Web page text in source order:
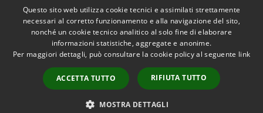
Accessibilità
Copyright © 2026 • Comune di
Cappelle sul Tavo • Powered by
Municipium•
Accesso
redazione
Questo sito web utilizza cookie tecnici e assimilati strettamente
necessari al corretto funzionamento e alla navigazione del sito,
nonché un cookie tecnico analitico al solo fine di elaborare
informazioni statistiche, aggregate e anonime.
Per maggiori dettagli, può consultare la cookie policy al seguente link
ACCETTA TUTTO RIFIUTA TUTTO
MOSTRA DETTAGLI